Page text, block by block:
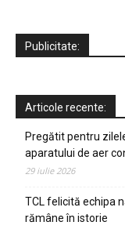
Publicitate:
Articole recente:
Pregătit pentru
aparatului de aer
29 iulie 2026
TCL felicită echipa
rămâne în istorie